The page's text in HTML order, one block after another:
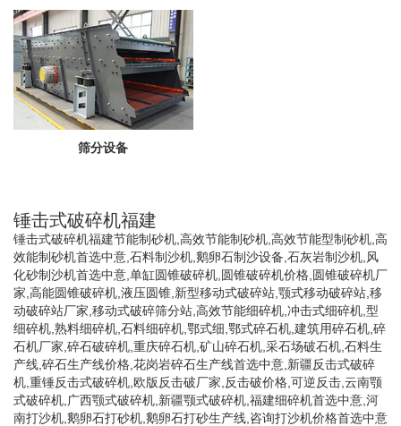
筛分设备
锤击式破碎机福建
锤击式破碎机福建节能制砂机,高效节能制砂机,高效节能型制砂机,高
效能制砂机首选中意,石料制沙机,鹅卵石制沙设备,石灰岩制沙机,风
化砂制沙机首选中意,单缸圆锥破碎机,圆锥破碎机价格,圆锥破碎机厂
家,高能圆锥破碎机,液压圆锥,新型移动式破碎站,颚式移动破碎站,移
动破碎站厂家,移动式破碎筛分站,高效节能细碎机,冲击式细碎机,型
细碎机,熟料细碎机,石料细碎机,鄂式细,鄂式碎石机,建筑用碎石机,碎
石机厂家,碎石破碎机,重庆碎石机,矿山碎石机,采石场破石机,石料生
产线,碎石生产线价格,花岗岩碎石生产线首选中意,新疆反击式破碎
机,重锤反击式破碎机,欧版反击破厂家,反击破价格,可逆反击,云南颚
式破碎机,广西颚式破碎机,新疆颚式破碎机,福建细碎机首选中意,河
南打沙机,鹅卵石打砂机,鹅卵石打砂生产线,咨询打沙机价格首选中意